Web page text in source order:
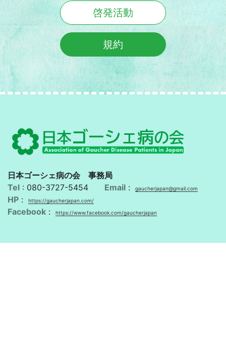
啓発活動
規約
日本ゴーシェ病の会 事務局
Tel : 080-3727-5454 Email : gaucherjapan@gmail.com
HP : https://gaucherjapan.com/
Facebook : https://www.facebook.com/gaucherjapan